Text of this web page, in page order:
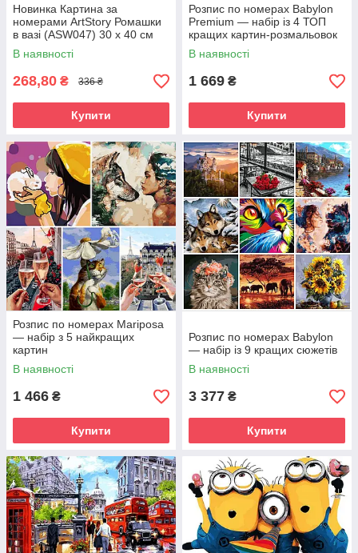
Новинка Картина за
номерами ArtStory Ромашки
в вазі (ASW047) 30 х 40 см
В наявності
268,80 ₴ 336 ₴
Купити
Розпис по номерах Babylon
Premium — набір із 4 ТОП
кращих картин-розмальовок
В наявності
1 669 ₴
Купити
Розпис по номерах Mariposa
— набір з 5 найкращих
картин
В наявності
1 466 ₴
Купити
Розпис по номерах Babylon
— набір із 9 кращих сюжетів
В наявності
3 377 ₴
Купити